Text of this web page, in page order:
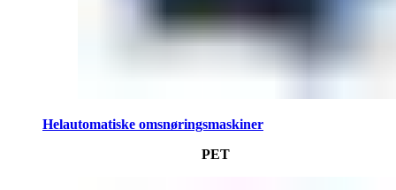
Helautomatiske omsnøringsmaskiner
PET